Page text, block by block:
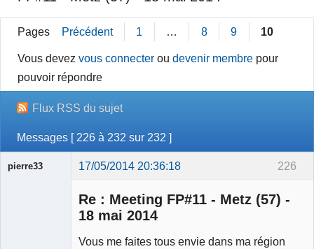
Pages Précédent 1 … 8 9 10
Vous devezvous connecter oudevenir membre pour
pouvoir répondre
Flux RSS du sujet
Messages [ 226 à 232 sur 232 ]
226
pierre33 17/05/2014 20:36:18
Re : Meeting FP#11 - Metz (57) -
18 mai 2014
Vous me faites tous envie dans ma région